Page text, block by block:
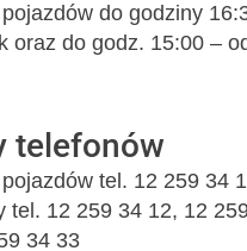
do godziny
oraz do godz. 15:00 –
telefonów
tel. 12 259 34
tel. 12 259 34 12, 12
34 33